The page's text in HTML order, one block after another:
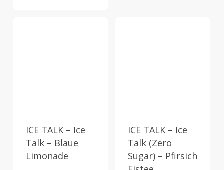
ICE TALK – Ice
Talk – Blaue
Limonade
ICE TALK – Ice
Talk (Zero
Sugar) – Pfirsich